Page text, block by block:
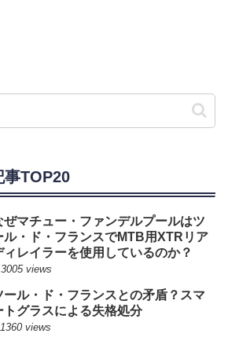
事TOP20
ぜマチュー・ファンデルプールはツ
ル・ド・フランスでMTB用XTRリア
ィレイラーを使用しているのか？
views
ール・ド・フランスとの矛盾？スマ
トグラスによる失格処分
views